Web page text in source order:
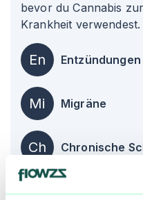
bevor du Cannabis
Krankheit verwendest.
En Entzündungen
Mi Migräne
Ch Chronische
alle einblenden